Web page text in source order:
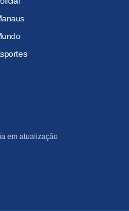
em atualização